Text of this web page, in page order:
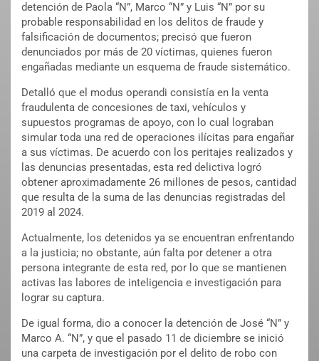
detención de Paola “N”, Marco “N” y Luis “N” por su
probable responsabilidad en los delitos de fraude y
falsificación de documentos; precisó que fueron
denunciados por más de 20 víctimas, quienes fueron
engañadas mediante un esquema de fraude sistemático.
Detalló que el modus operandi consistía en la venta
fraudulenta de concesiones de taxi, vehículos y
supuestos programas de apoyo, con lo cual lograban
simular toda una red de operaciones ilícitas para engañar
a sus víctimas. De acuerdo con los peritajes realizados y
las denuncias presentadas, esta red delictiva logró
obtener aproximadamente 26 millones de pesos, cantidad
que resulta de la suma de las denuncias registradas del
2019 al 2024.
Actualmente, los detenidos ya se encuentran enfrentando
a la justicia; no obstante, aún falta por detener a otra
persona integrante de esta red, por lo que se mantienen
activas las labores de inteligencia e investigación para
lograr su captura.
De igual forma, dio a conocer la detención de José “N” y
Marco A. “N”, y que el pasado 11 de diciembre se inició
una carpeta de investigación por el delito de robo con